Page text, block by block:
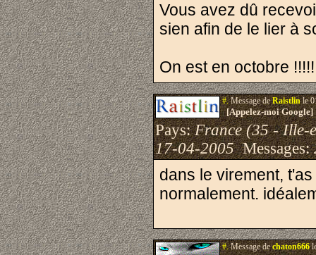
Vous avez dû
sien afin de le lier à
On est en octobre !!!!!
#.Message deRaistlinle
[Appelez-moi
Pays:France (35 - Ille-
17-04-2005Messages:
dans le virement,
normalement.
#.Message dechaton666